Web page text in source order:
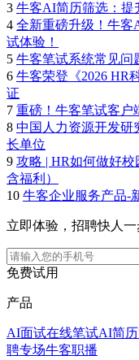
3 牛客AI简历筛选：提
4 全新重磅升级！牛客
试体验！
5 牛客笔试系统常见问
6 牛客荣登《2026 HR
证
7 重磅！牛客笔试客户
8 中国人力资源开发研
长单位
9 攻略 | HR如何做好
含福利）
10 牛客企业服务产品-
立即体验，招聘快人一
免费试用
产品
AI面试在线笔试AI简
聘专场牛客职播